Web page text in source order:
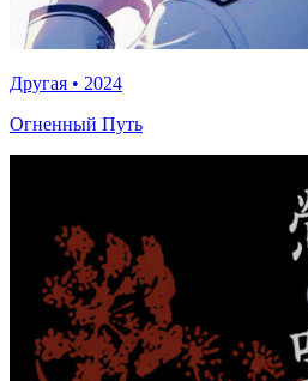
Другая • 2024
Огненный Путь